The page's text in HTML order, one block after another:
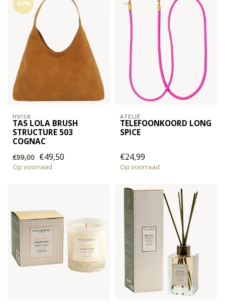
-50%
HVISK
TAS LOLA BRUSH
STRUCTURE 503
COGNAC
€99,00 €49,50
Op voorraad
ATELJÉ
TELEFOONKOORD LONG
SPICE
€24,99
Op voorraad